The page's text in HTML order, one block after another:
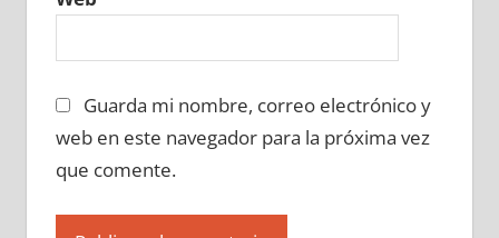
Guarda mi nombre, correo electrónico y
web en este navegador para la próxima vez
que comente.